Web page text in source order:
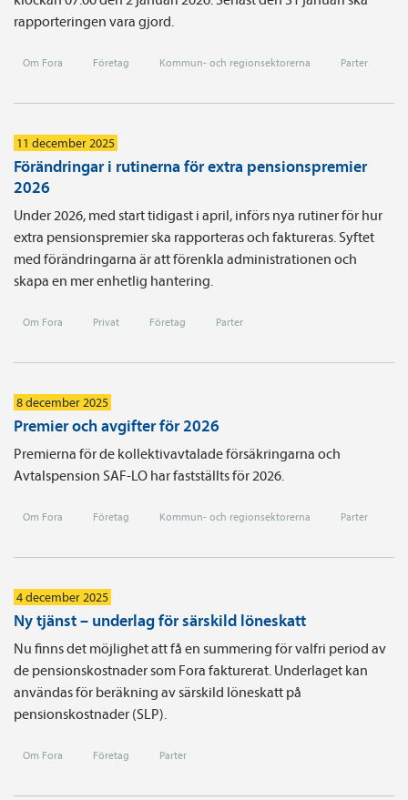
rapporteringen vara gjord.
Om Fora Företag Kommun- och regionsektorerna Parter
11 december 2025
Förändringar i rutinerna för extra pensionspremier
2026
Under 2026, med start tidigast i april, införs nya rutiner för hur
extra pensionspremier ska rapporteras och faktureras. Syftet
med förändringarna är att förenkla administrationen och
skapa en mer enhetlig hantering.
Om Fora Privat Företag Parter
8 december 2025
Premier och avgifter för 2026
Premierna för de kollektivavtalade försäkringarna och
Avtalspension SAF-LO har fastställts för 2026.
Om Fora Företag Kommun- och regionsektorerna Parter
4 december 2025
Ny tjänst – underlag för särskild löneskatt
Nu finns det möjlighet att få en summering för valfri period av
de pensionskostnader som Fora fakturerat. Underlaget kan
användas för beräkning av särskild löneskatt på
pensionskostnader (SLP).
Om Fora Företag Parter